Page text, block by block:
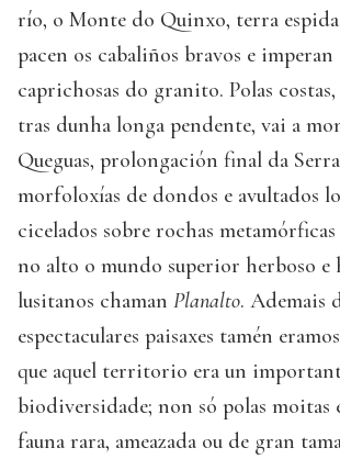
río, o Monte do Quinxo, terra espida
pacen os cabaliños bravos e
caprichosas do granito. Polas
tras dunha longa pendente, vai a
Queguas, prolongación final da
morfoloxías de dondos e avultados
cicelados sobre rochas
no alto o mundo superior herboso e
lusitanos chaman Planalto. Ademais
espectaculares paisaxes tamén
que aquel territorio era un
biodiversidade; non só polas moitas
fauna rara, ameazada ou de gran